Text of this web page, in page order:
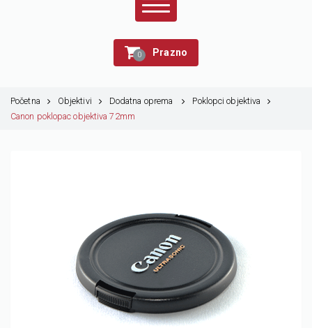
0 Prazno
Početna Objektivi Dodatna oprema
Poklopci objektiva
Canon poklopac objektiva 72mm